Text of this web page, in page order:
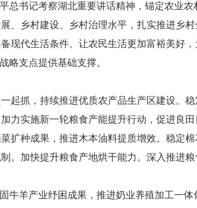
总书记考察湖北重要讲话精神，锚定农业农
、乡村建设、乡村治理水平，扎实推进乡村
现代生活条件、让农民生活更加富裕美好，
略支点提供基础支撑。
抓，持续推进优质农产品生产区建设。稳
力实施新一轮粮食产能提升行动，促进良田
扩种成果，推进木本油料提质增效。稳定棉
。加快提升粮食产地烘干能力。深入推进
羊产业纾困成果，推进奶业养殖加工一体